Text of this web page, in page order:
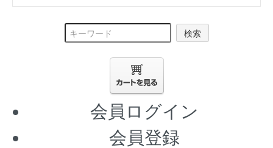
検索
会員ログイン
会員登録